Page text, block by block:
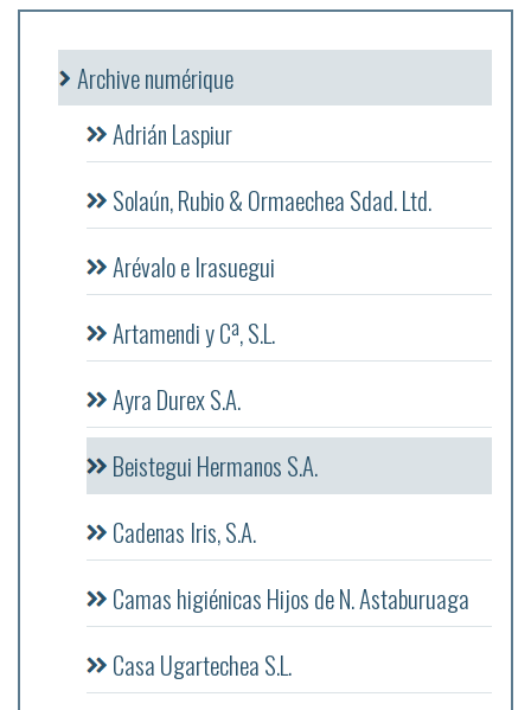
Archive numérique
Adrián Laspiur
Solaún, Rubio & Ormaechea Sdad. Ltd.
Arévalo e Irasuegui
Artamendi y Cª, S.L.
Ayra Durex S.A.
Beistegui Hermanos S.A.
Cadenas Iris, S.A.
Camas higiénicas Hijos de N. Astaburuaga
Casa Ugartechea S.L.